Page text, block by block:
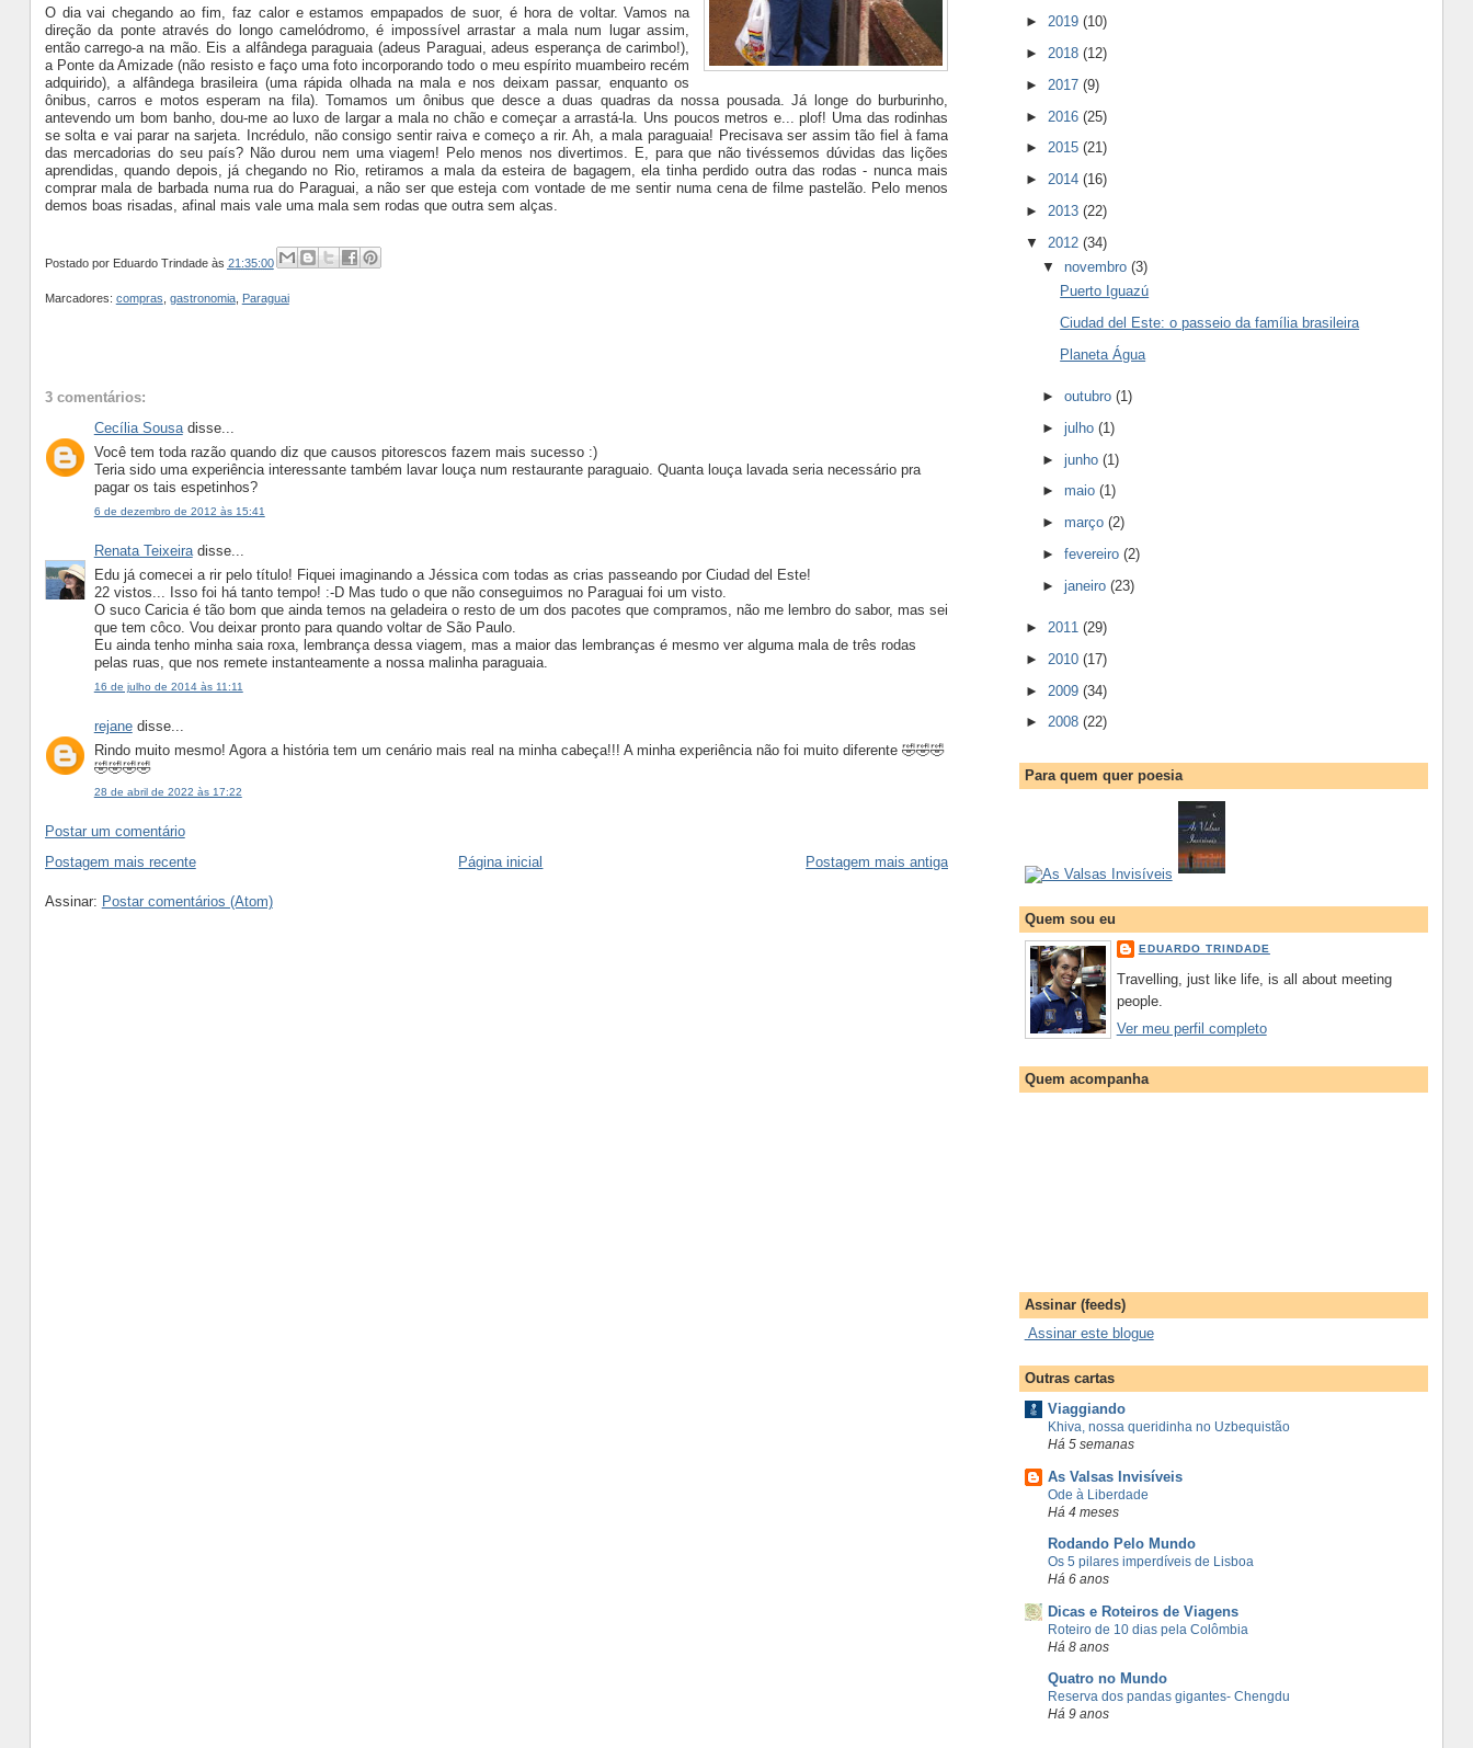
O dia vai chegando ao fim, faz calor e estamos empapados de suor, é hora de voltar. Vamos na
direção da ponte através do longo camelódromo, é impossível arrastar a mala num lugar assim,
então carrego-a na mão. Eis a alfândega paraguaia (adeus Paraguai, adeus esperança de carimbo!),
a Ponte da Amizade (não resisto e faço uma foto incorporando todo o meu espírito muambeiro recém
adquirido), a alfândega brasileira (uma rápida olhada na mala e nos deixam passar, enquanto os
ônibus, carros e motos esperam na fila). Tomamos um ônibus que desce a duas quadras da nossa pousada. Já longe do burburinho,
antevendo um bom banho, dou-me ao luxo de largar a mala no chão e começar a arrastá-la. Uns poucos metros e... plof! Uma das rodinhas
se solta e vai parar na sarjeta. Incrédulo, não consigo sentir raiva e começo a rir. Ah, a mala paraguaia! Precisava ser assim tão fiel à fama
das mercadorias do seu país? Não durou nem uma viagem! Pelo menos nos divertimos. E, para que não tivéssemos dúvidas das lições
aprendidas, quando depois, já chegando no Rio, retiramos a mala da esteira de bagagem, ela tinha perdido outra das rodas - nunca mais
comprar mala de barbada numa rua do Paraguai, a não ser que esteja com vontade de me sentir numa cena de filme pastelão. Pelo menos
demos boas risadas, afinal mais vale uma mala sem rodas que outra sem alças.
Postado por Eduardo Trindade às 21:35:00
Marcadores: compras gastronomia, Paraguai
3 comentários:
Cecília Sousadisse...
Você tem toda razão quando diz que causos pitorescos fazem mais sucesso :)
Teria sido uma experiência interessante também lavar louça num restaurante paraguaio. Quanta louça lavada seria necessário pra
pagar os tais espetinhos?
6 de dezembro de 2012 às 15:41
Renata Teixeiradisse...
Edu já comecei a rir pelo título! Fiquei imaginando a Jéssica com todas as crias passeando por Ciudad del Este!
22 vistos... Isso foi há tanto tempo! :-D Mas tudo o que não conseguimos no Paraguai foi um visto.
O suco Caricia é tão bom que ainda temos na geladeira o resto de um dos pacotes que compramos, não me lembro do sabor, mas sei
que tem côco. Vou deixar pronto para quando voltar de São Paulo.
Eu ainda tenho minha saia roxa, lembrança dessa viagem, mas a maior das lembranças é mesmo ver alguma mala de três rodas
pelas ruas, que nos remete instanteamente a nossa malinha paraguaia.
16 de julho de 2014 às 11:11
rejanedisse...
Rindo muito mesmo! Agora a história tem um cenário mais real na minha cabeça!!! A minha experiência não foi muito diferente 🤣🤣🤣
🤣🤣🤣🤣
28 de abril de 2022 às 17:22
Postar um comentário
Postagem mais recente
Postagem mais antiga
Página inicial
Assinar: Postar comentários (Atom)
► 2019 (10)
► 2018 (12)
► 2017 (9)
► 2016 (25)
► 2015 (21)
► 2014 (16)
► 2013 (22)
▼ 2012 (34)
▼novembro(3)
Puerto Iguazú
Ciudad del Este: o passeio da família brasileira
Planeta Água
►outubro(1)
►julho(1)
►junho(1)
►maio(1)
►março(2)
►fevereiro(2)
►janeiro(23)
► 2011 (29)
► 2010 (17)
► 2009 (34)
► 2008 (22)
Para quem quer poesia
Quem sou eu
EDUARDO TRINDADE
Travelling, just like life, is all about meeting
people.
Ver meu perfil completo
Quem acompanha
Assinar (feeds)
Assinar este blogue
Outras cartas
Viaggiando
Khiva, nossa queridinha no Uzbequistão
Há 5 semanas
As Valsas Invisíveis
Ode à Liberdade
Há 4 meses
Rodando Pelo Mundo
Os 5 pilares imperdíveis de Lisboa
Há 6 anos
Dicas e Roteiros de Viagens
Roteiro de 10 dias pela Colômbia
Há 8 anos
Quatro no Mundo
Reserva dos pandas gigantes- Chengdu
Há 9 anos